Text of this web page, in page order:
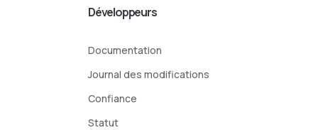
Développeurs
Documentation
Journal des modifications
Confiance
Statut